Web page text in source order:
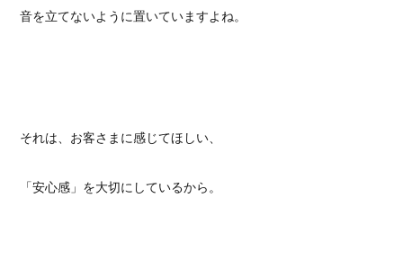
音を立てないように置いていますよね。
それは、お客さまに感じてほしい、
「安心感」を大切にしているから。